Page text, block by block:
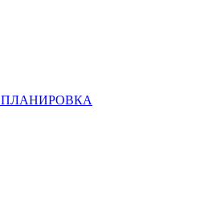
ПЛАНИРОВКА